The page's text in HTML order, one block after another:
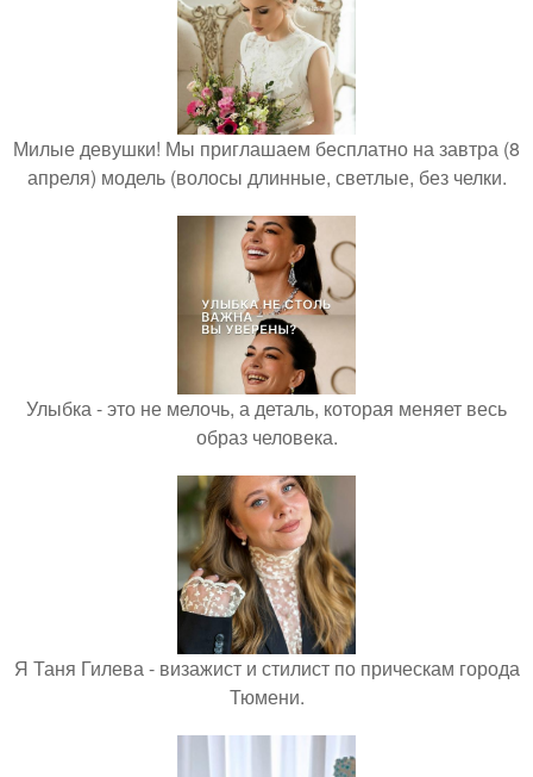
Милые девушки! Мы приглашаем бесплатно на завтра (8
апреля) модель (волосы длинные, светлые, без челки.
Улыбка - это не мелочь, а деталь, которая меняет весь
образ человека.
Я Таня Гилева - визажист и стилист по прическам города
Тюмени.